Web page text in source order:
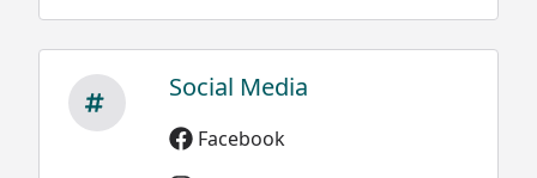
Social Media
Facebook